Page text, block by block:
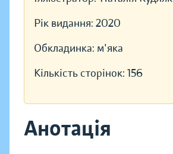
Рік видання: 2020
Обкладинка: м'яка
Кількість сторінок: 156
Анотація